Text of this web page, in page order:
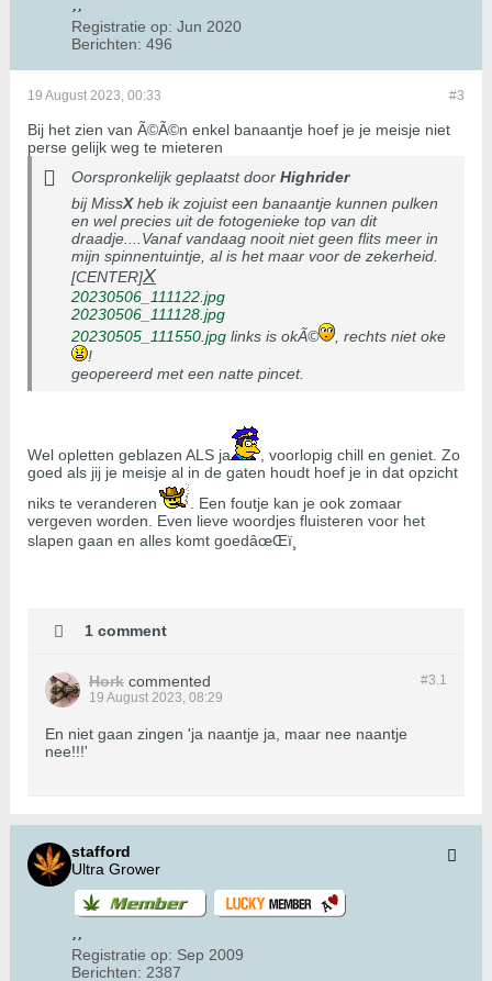
Registratie op: Jun 2020
Berichten: 496
#3
19 August 2023, 00:33
Bij het zien van Ã©Ã©n enkel banaantje hoef je je meisje niet
perse gelijk weg te mieteren
Oorspronkelijk geplaatst door Highrider
bij MissXheb ik zojuist een banaantje kunnen pulken
en wel precies uit de fotogenieke top van dit
draadje....Vanaf vandaag nooit niet geen flits meer in
mijn spinnentuintje, al is het maar voor de zekerheid.
[CENTER]X
20230506_111122.jpg
20230506_111128.jpg
20230505_111550.jpg links is okÃ©
, rechts niet oke
!
geopereerd met een natte pincet.
Wel opletten geblazen ALS ja
, voorlopig chill en geniet. Zo
goed als jij je meisje al in de gaten houdt hoef je in dat opzicht
niks te veranderen
. Een foutje kan je ook zomaar
vergeven worden. Even lieve woordjes fluisteren voor het
slapen gaan en alles komt goedâœŒï¸
1 comment
#3.1
Hork commented
19 August 2023, 08:29
En niet gaan zingen 'ja naantje ja, maar nee naantje
nee!!!'
stafford
Ultra Grower
Registratie op: Sep 2009
Berichten: 2387